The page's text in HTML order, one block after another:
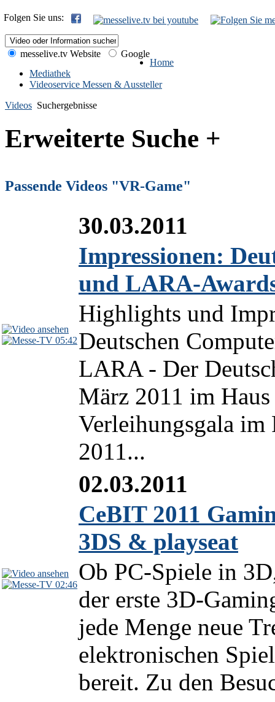
Folgen Sie uns:
messelive.tv Website
Google
Home
Mediathek
Videoservice Messen & Aussteller
Videos Suchergebnisse
Erweiterte Suche +
Passende Videos "VR-Game"
05:42
30.03.2011
Impressionen:
und LARA-
Highlights und
Deutschen
LARA - Der
März 2011 im
Verleihungsgala
2011...
02:46
02.03.2011
CeBIT 2011
3DS & playseat
Ob PC-Spiele in
der erste 3D-
jede Menge neue
elektronischen
bereit. Zu den